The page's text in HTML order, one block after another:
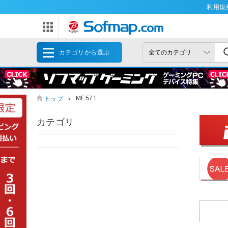
利用規
カテゴリから選ぶ
トップ ＞ ME571
カテゴリ